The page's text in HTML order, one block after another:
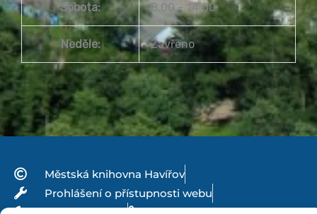
Sobota: 8.00 – 14.00
Neděle: Zavřeno
Městská knihovna Havířov
Prohlášení o přístupnosti webu